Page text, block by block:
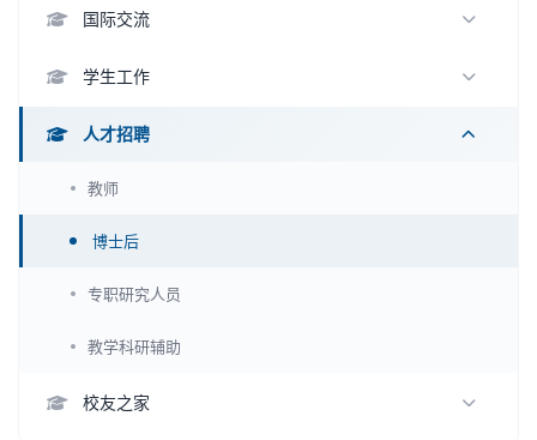
科研机构
支部活动
集体风采
国际交流
联合培养
科研合作
学生工作
学生活动
学生风采
就业情况
人才招聘
教师
博士后
专职研究人员
教学科研辅助
校友之家